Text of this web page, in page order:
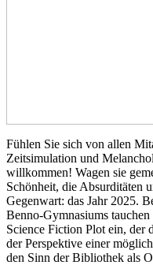
Fühlen Sie sich von allen
Zeitsimulation und
willkommen! Wagen sie
Schönheit, die Absurditäten
Gegenwart: das Jahr 2025.
Benno-Gymnasiums
Science Fiction Plot ein, der
der Perspektive einer
den Sinn der Bibliothek als